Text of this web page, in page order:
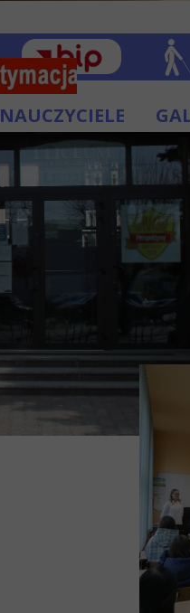
NAUCZYCIELE